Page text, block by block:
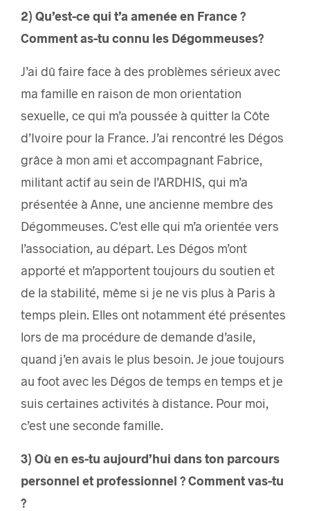
2) Qu’est-ce qui t’a amenée en France ?
Comment as-tu connu les Dégommeuses?
J’ai dû faire face à des problèmes sérieux avec
ma famille en raison de mon orientation
sexuelle, ce qui m’a poussée à quitter la Côte
d’Ivoire pour la France. J’ai rencontré les Dégos
grâce à mon ami et accompagnant Fabrice,
militant actif au sein de l’ARDHIS, qui m’a
présentée à Anne, une ancienne membre des
Dégommeuses. C’est elle qui m’a orientée vers
l’association, au départ. Les Dégos m’ont
apporté et m’apportent toujours du soutien et
de la stabilité, même si je ne vis plus à Paris à
temps plein. Elles ont notamment été présentes
lors de ma procédure de demande d’asile,
quand j’en avais le plus besoin. Je joue toujours
au foot avec les Dégos de temps en temps et je
suis certaines activités à distance. Pour moi,
c’est une seconde famille.
3) Où en es-tu aujourd’hui dans ton parcours
personnel et professionnel ?Comment vas-tu
?